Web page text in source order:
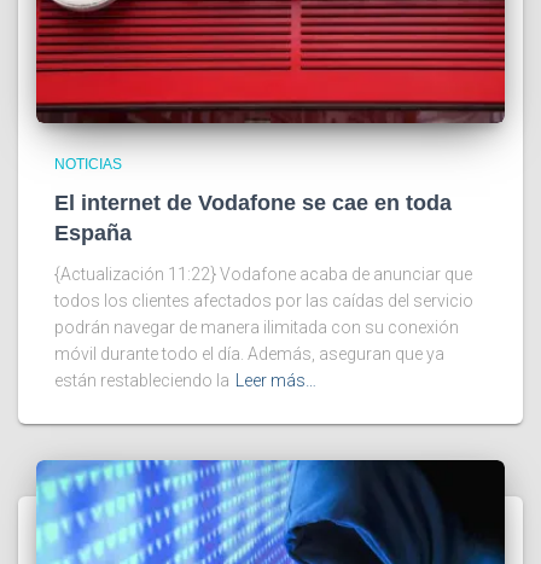
NOTICIAS
El internet de Vodafone se cae en toda
España
{Actualización 11:22} Vodafone acaba de anunciar que
todos los clientes afectados por las caídas del servicio
podrán navegar de manera ilimitada con su conexión
móvil durante todo el día. Además, aseguran que ya
están restableciendo la Leer más…